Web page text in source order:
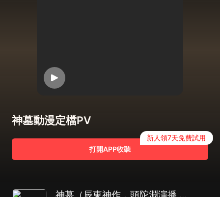
神墓動漫定檔PV
打開APP收聽
新人領7天免費試用